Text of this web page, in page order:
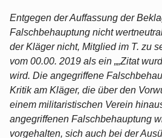
Entgegen der Auffassung der
Falschbehauptung nicht
der Kläger nicht, Mitglied im T. zu
vom 00.00. 2019 als ein „„Zitat
wird. Die angegriffene
Kritik am Kläger, die über den
einem militaristischen Verein
angegriffenen Falschbehauptung
vorgehalten, sich auch bei der